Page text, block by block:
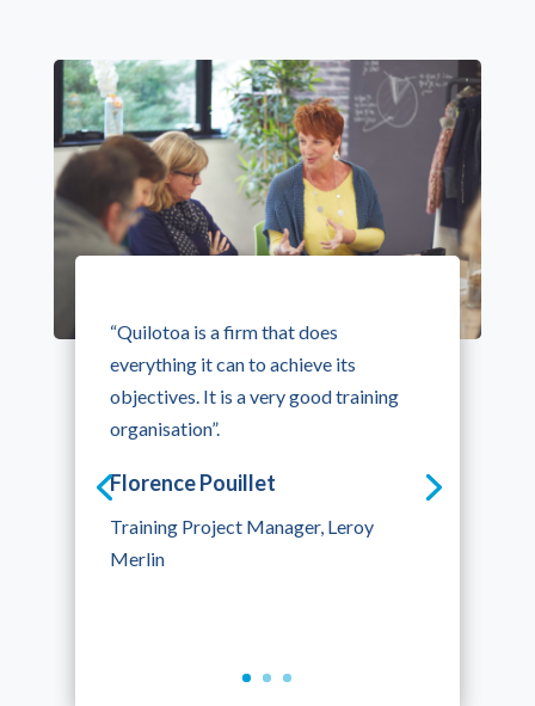
“Quilotoa is a firm that does
everything it can to achieve its
objectives. It is a very good training
organisation”.
Florence Pouillet
Training Project Manager, Leroy
Merlin